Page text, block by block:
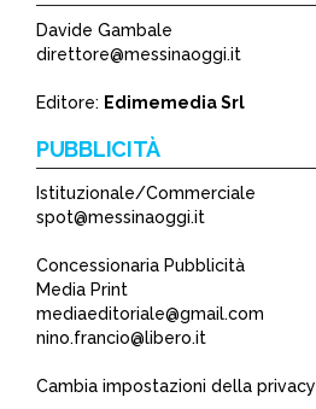
*
Davide Gambale
direttore@messinaoggi.it
Editore: Edimemedia Srl
PUBBLICITÀ
Istituzionale/Commerciale
spot@messinaoggi.it
Concessionaria Pubblicità
Media Print
mediaeditoriale@gmail.com
nino.francio@libero.it
Cambia impostazioni della privacy